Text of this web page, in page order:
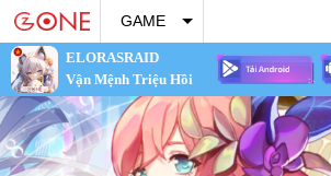
GAME
ELORASRAID
Vận Mệnh Triệu Hồi